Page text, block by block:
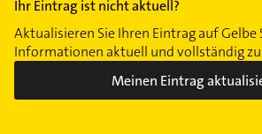
Ihr Eintrag ist nicht aktuell?
Aktualisieren Sie Ihren Eintrag auf Gelbe
Informationen aktuell und vollständig
Meinen Eintrag